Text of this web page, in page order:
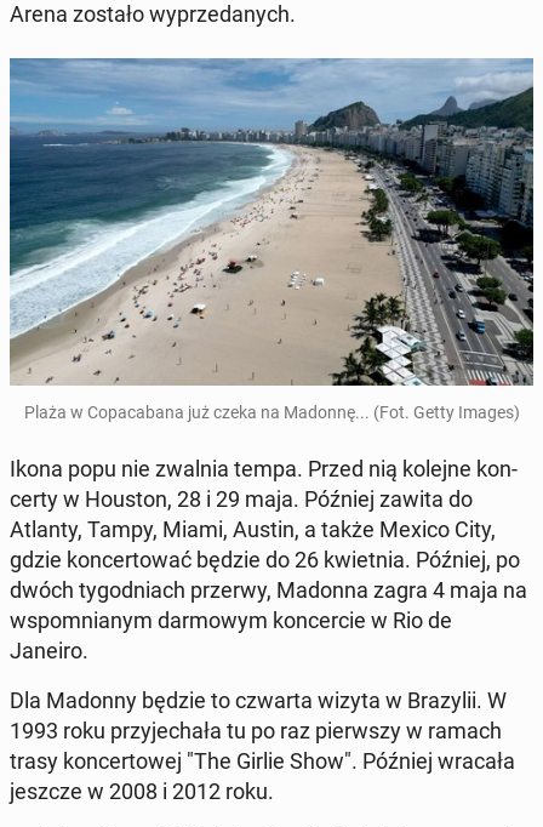
Arena zostało wy­prze­da­nych.
Plaża w Co­pa­ca­ba­na już czeka na Madonnę... (Fot. Getty Images)
Ikona popu nie zwalnia tempa. Przed nią kolejne kon­
cer­ty w Houston, 28 i 29 maja. Później zawita do
Atlanty, Tampy, Miami, Austin, a także Mexico City,
gdzie kon­cer­to­wać będzie do 26 kwiet­nia. Później, po
dwóch ty­go­dniach przerwy, Madonna zagra 4 maja na
wspo­mnia­nym dar­mo­wym kon­cer­cie w Rio de
Janeiro.
Dla Madonny będzie to czwarta wizyta w Bra­zy­lii. W
1993 roku przy­je­cha­ła tu po raz pierw­szy w ramach
trasy kon­cer­to­wej "The Girlie Show". Później wracała
jeszcze w 2008 i 2012 roku.